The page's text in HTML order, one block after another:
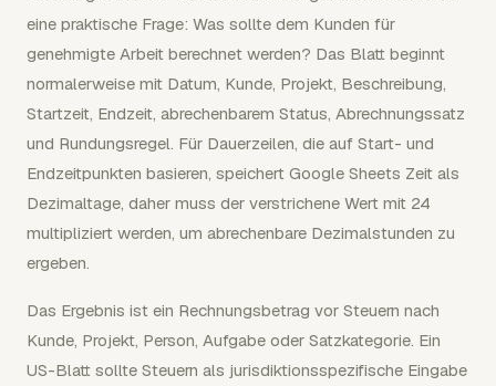
eine praktische Frage: Was sollte dem Kunden für
genehmigte Arbeit berechnet werden? Das Blatt beginnt
normalerweise mit Datum, Kunde, Projekt, Beschreibung,
Startzeit, Endzeit, abrechenbarem Status, Abrechnungssatz
und Rundungsregel. Für Dauerzeilen, die auf Start- und
Endzeitpunkten basieren, speichert Google Sheets Zeit als
Dezimaltage, daher muss der verstrichene Wert mit 24
multipliziert werden, um abrechenbare Dezimalstunden zu
ergeben.
Das Ergebnis ist ein Rechnungsbetrag vor Steuern nach
Kunde, Projekt, Person, Aufgabe oder Satzkategorie. Ein
US-Blatt sollte Steuern als jurisdiktionsspezifische Eingabe